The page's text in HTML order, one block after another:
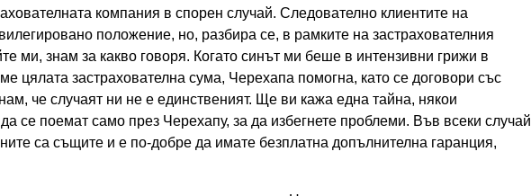
компания в спорен случай. Следователно клиентите на
положение, но, разбира се, в рамките на застрахователния
ми, знам за какво говоря. Когато синът ми беше в интензивни грижи в
цялата застрахователна сума, Черехапа помогна, като се договори със
че случаят ни не е единственият. Ще ви кажа една тайна, някои
се поемат само през Черехапу, за да избегнете проблеми. Във всеки случай
са същите и е по-добре да имате безплатна допълнителна гаранция,